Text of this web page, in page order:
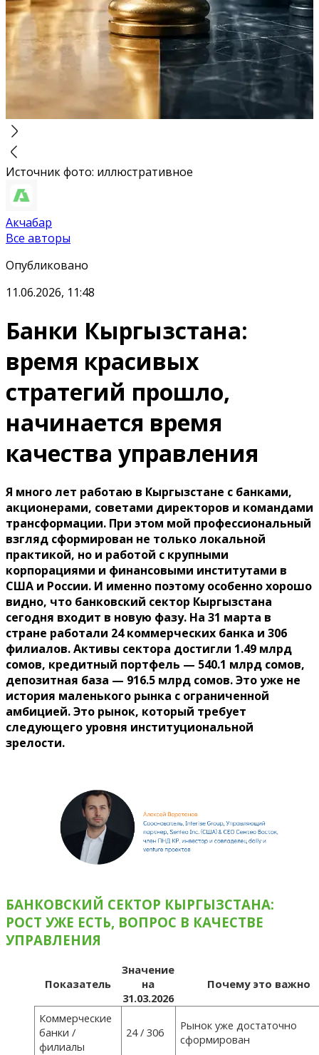
Источник фото: иллюстративное
Акчабар
Все авторы
Опубликовано
11.06.2026, 11:48
Банки Кыргызстана:
время красивых
стратегий прошло,
начинается время
качества управления
Я много лет работаю в Кыргызстане с банками,
акционерами, советами директоров и командами
трансформации. При этом мой профессиональный
взгляд сформирован не только локальной
практикой, но и работой с крупными
корпорациями и финансовыми институтами в
США и России. И именно поэтому особенно хорошо
видно, что банковский сектор Кыргызстана
сегодня входит в новую фазу. На 31 марта в
стране работали 24 коммерческих банка и 306
филиалов. Активы сектора достигли 1.49 млрд
сомов, кредитный портфель — 540.1 млрд сомов,
депозитная база — 916.5 млрд сомов. Это уже не
история маленького рынка с ограниченной
амбицией. Это рынок, который требует
следующего уровня институциональной
зрелости.
БАНКОВСКИЙ СЕКТОР КЫРГЫЗСТАНА:
РОСТ УЖЕ ЕСТЬ, ВОПРОС В КАЧЕСТВЕ
УПРАВЛЕНИЯ
Показатель
Значение
на
31.03.2026
Почему это важно
Коммерческие
банки /
филиалы
24 / 306
Рынок уже достаточно
сформирован